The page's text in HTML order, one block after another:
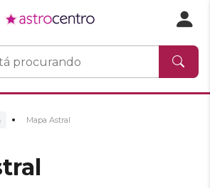
Mapa Astral